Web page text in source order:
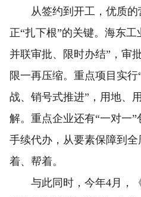
从签约到开工，优质的
正“扎下根”的关键。海东工
并联审批、限时办结”，审
限一再压缩。重点项目实
战、销号式推进”，用地、
解。重点企业还有“一对一
手续代办，从要素保障到
着、帮着。
与此同时，今年4月，《